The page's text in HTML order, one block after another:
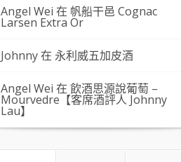
Angel Wei 在 帆船干邑 Cognac
Larsen Extra Or
Johnny 在 永利威五加皮酒
Angel Wei 在 飲酒思源說葡萄 –
Mourvedre【客席酒評人 Johnny
Lau】